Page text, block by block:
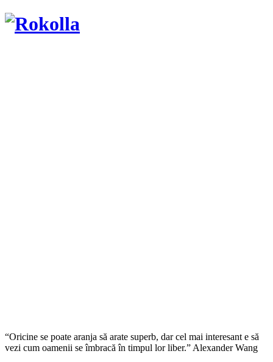
“Oricine se poate aranja să arate superb, dar cel mai interesant e să
vezi cum oamenii se îmbracă în timpul lor liber.” Alexander Wang